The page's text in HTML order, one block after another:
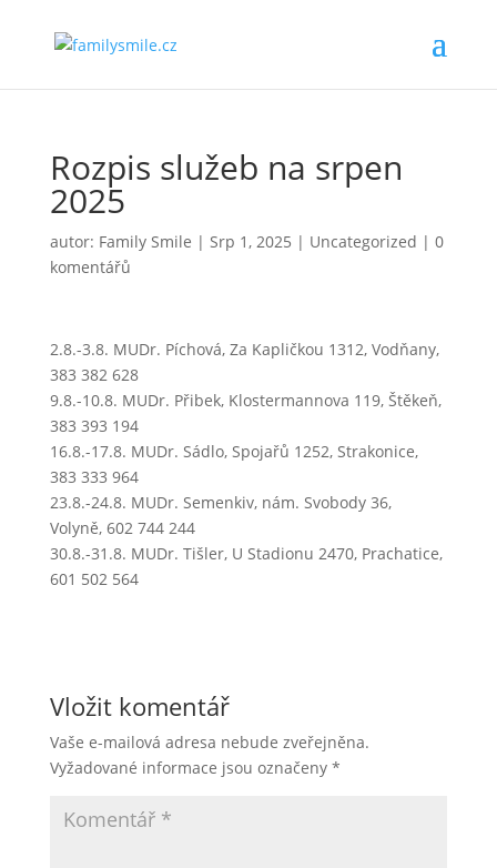
Rozpis služeb na srpen
2025
autor: Family Smile | Srp 1, 2025 | Uncategorized | 0
komentářů
2.8.-3.8. MUDr. Píchová, Za Kapličkou 1312, Vodňany,
383 382 628
9.8.-10.8. MUDr. Přibek, Klostermannova 119, Štěkeň,
383 393 194
16.8.-17.8. MUDr. Sádlo, Spojařů 1252, Strakonice,
383 333 964
23.8.-24.8. MUDr. Semenkiv, nám. Svobody 36,
Volyně, 602 744 244
30.8.-31.8. MUDr. Tišler, U Stadionu 2470, Prachatice,
601 502 564
Vložit komentář
Vaše e-mailová adresa nebude zveřejněna.
Vyžadované informace jsou označeny *